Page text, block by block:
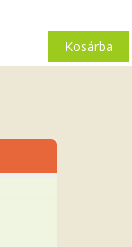
Kosárba